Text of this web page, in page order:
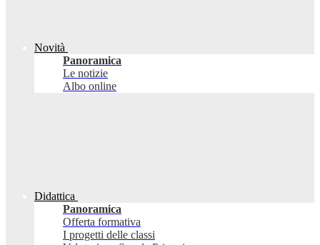
Novità
Panoramica
Le notizie
Albo online
Didattica
Panoramica
Offerta formativa
I progetti delle classi